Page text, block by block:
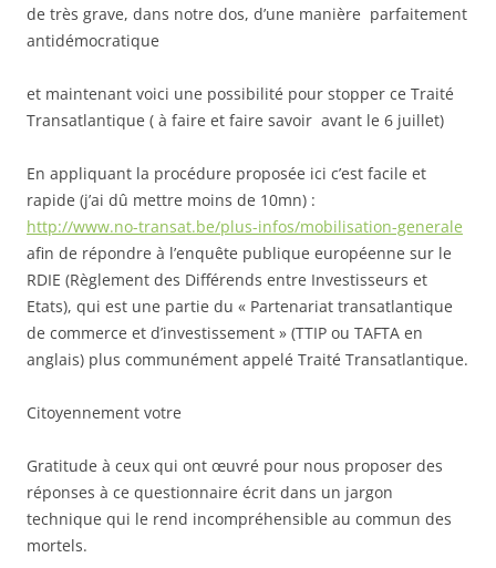
de très grave, dans notre dos, d’une manière parfaitement
antidémocratique
et maintenant voici une possibilité pour stopper ce Traité
Transatlantique ( à faire et faire savoir avant le 6 juillet)
En appliquant la procédure proposée ici c’est facile et
rapide (j’ai dû mettre moins de 10mn) :
http://www.no-transat.be/plus-infos/mobilisation-generale
afin de répondre à l’enquête publique européenne sur le
RDIE (Règlement des Différends entre Investisseurs et
Etats), qui est une partie du « Partenariat transatlantique
de commerce et d’investissement » (TTIP ou TAFTA en
anglais) plus communément appelé Traité Transatlantique.
Citoyennement votre
Gratitude à ceux qui ont œuvré pour nous proposer des
réponses à ce questionnaire écrit dans un jargon
technique qui le rend incompréhensible au commun des
mortels.